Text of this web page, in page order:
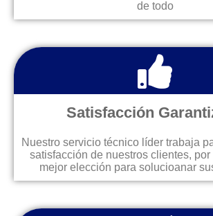
de todo
Satisfacción
Nuestro servicio técnico líder trabaja
satisfacción de nuestros clientes,
mejor elección para solucioanar